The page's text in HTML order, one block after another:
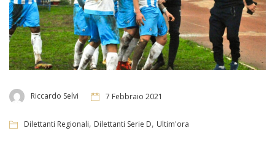
Riccardo Selvi 7 Febbraio 2021
Dilettanti Regionali, Dilettanti Serie D, Ultim'ora